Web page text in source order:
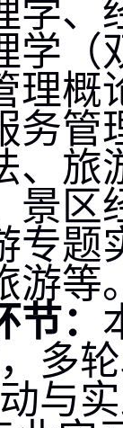
学、
学（
理概
务管
、旅
景区
专题
游等
：
多
与